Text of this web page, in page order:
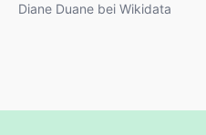
Diane Duane bei Wikidata